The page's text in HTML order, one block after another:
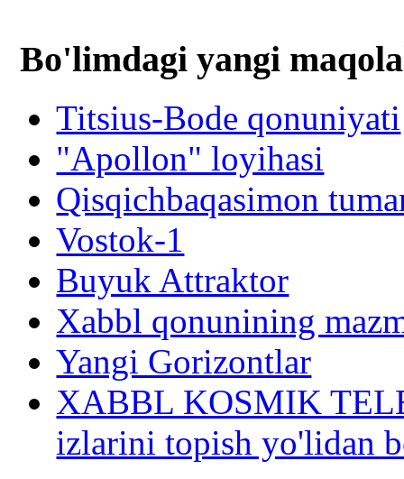
Bo'limdagi yangi
Titsius-Bode qonuniyati
"Apollon" loyihasi
Qisqichbaqasimon
Vostok-1
Buyuk Attraktor
Xabbl qonunining
Yangi Gorizontlar
XABBL KOSMIK
izlarini topish yo'lidan